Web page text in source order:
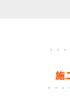
施